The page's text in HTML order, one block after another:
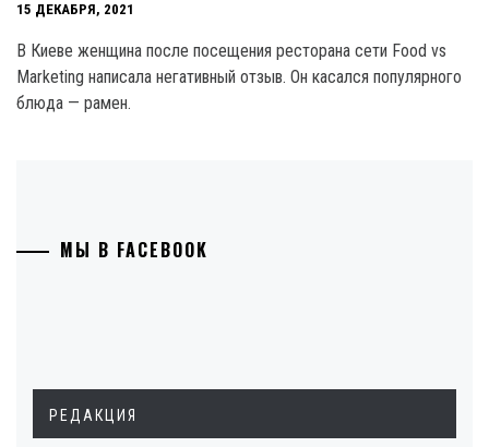
15 ДЕКАБРЯ, 2021
В Киеве женщина после посещения ресторана сети Food vs
Marketing написала негативный отзыв. Он касался популярного
блюда — рамен.
МЫ В FACEBOOK
РЕДАКЦИЯ